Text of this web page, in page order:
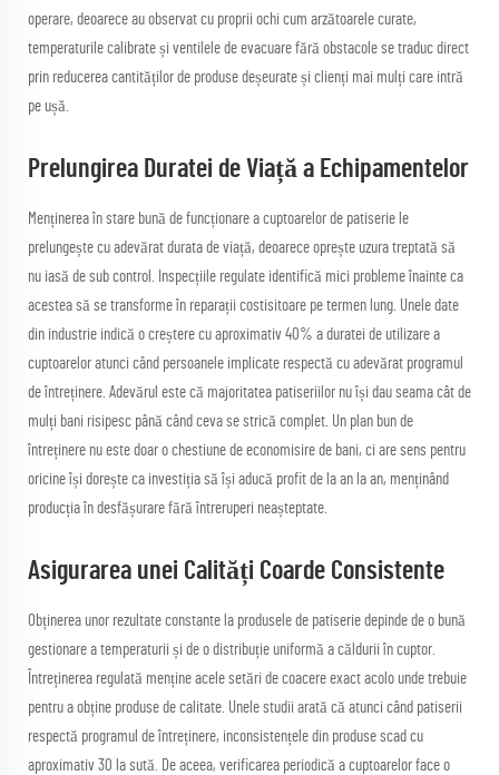
operare, deoarece au observat cu proprii ochi cum arzătoarele curate,
temperaturile calibrate și ventilele de evacuare fără obstacole se traduc direct
prin reducerea cantităților de produse deșeurate și clienți mai mulți care intră
pe ușă.
Prelungirea Duratei de Viață a Echipamentelor
Menținerea în stare bună de funcționare a cuptoarelor de patiserie le
prelungește cu adevărat durata de viață, deoarece oprește uzura treptată să
nu iasă de sub control. Inspecțiile regulate identifică mici probleme înainte ca
acestea să se transforme în reparații costisitoare pe termen lung. Unele date
din industrie indică o creștere cu aproximativ 40% a duratei de utilizare a
cuptoarelor atunci când persoanele implicate respectă cu adevărat programul
de întreținere. Adevărul este că majoritatea patiseriilor nu își dau seama cât de
mulți bani risipesc până când ceva se strică complet. Un plan bun de
întreținere nu este doar o chestiune de economisire de bani, ci are sens pentru
oricine își dorește ca investiția să își aducă profit de la an la an, menținând
producția în desfășurare fără întreruperi neașteptate.
Asigurarea unei Calități Coarde Consistente
Obținerea unor rezultate constante la produsele de patiserie depinde de o bună
gestionare a temperaturii și de o distribuție uniformă a căldurii în cuptor.
Întreținerea regulată menține acele setări de coacere exact acolo unde trebuie
pentru a obține produse de calitate. Unele studii arată că atunci când patiserii
respectă programul de întreținere, inconsistențele din produse scad cu
aproximativ 30 la sută. De aceea, verificarea periodică a cuptoarelor face o